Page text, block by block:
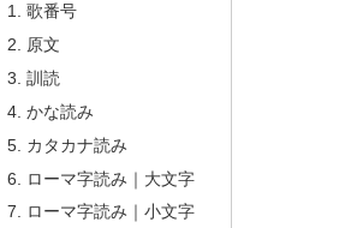
歌番号
原文
訓読
かな読み
カタカナ読み
ローマ字読み｜大文字
ローマ字読み｜小文字